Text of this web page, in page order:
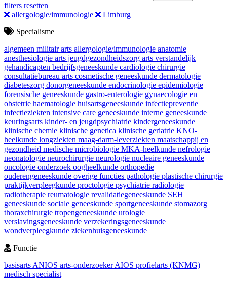
filters resetten
allergologie/immunologie
Limburg
Specialisme
algemeen militair arts allergologie/immunologie anatomie
anesthesiologie arts jeugdgezondheidszorg arts verstandelijk
gehandicapten bedrijfsgeneeskunde cardiologie chirurgie
consultatiebureau arts cosmetische geneeskunde dermatologie
diabeteszorg donorgeneeskunde endocrinologie epidemiologie
forensische geneeskunde gastro-enterologie gynaecologie en
obstetrie haematologie huisartsgeneeskunde infectiepreventie
infectieziekten intensive care geneeskunde interne geneeskunde
keuringsarts kinder- en jeugdpsychiatrie kindergeneeskunde
klinische chemie klinische genetica klinische geriatrie KNO-
heelkunde longziekten maag-darm-leverziekten maatschappij en
gezondheid medische microbiologie MKA-heelkunde nefrologie
neonatologie neurochirurgie neurologie nucleaire geneeskunde
oncologie onderzoek oogheelkunde orthopedie
ouderengeneeskunde overige functies pathologie plastische chirurgie
praktijkverpleegkunde proctologie psychiatrie radiologie
radiotherapie reumatologie revalidatiegeneeskunde SEH
geneeskunde sociale geneeskunde sportgeneeskunde stomazorg
thoraxchirurgie tropengeneeskunde urologie
verslavingsgeneeskunde verzekeringsgeneeskunde
wondverpleegkunde ziekenhuisgeneeskunde
Functie
basisarts ANIOS arts-onderzoekerAIOS profielarts (KNMG)
medisch specialist